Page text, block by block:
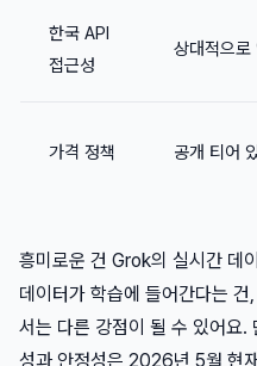
한국 API
접근성
상대적으로
가격 정책 공개 티어
흥미로운 건 Grok의 실시간 데
데이터가 학습에 들어간다는
서는 다른 강점이 될 수 있어요
성과 안정성은 2026년 5월 현